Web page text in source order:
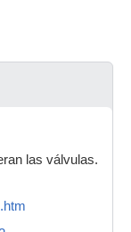
las válvulas.